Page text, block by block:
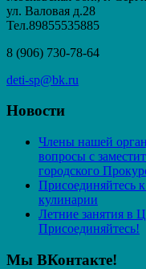
ул. Валовая д.28
Тел.89855535885
8 (906) 730-78-64
deti-sp@bk.ru
Новости
Члены нашей
вопросы с
городского
Присоединяйтесь
кулинарии
Летние занятия в
Присоединяйтесь!
Мы ВКонтакте!